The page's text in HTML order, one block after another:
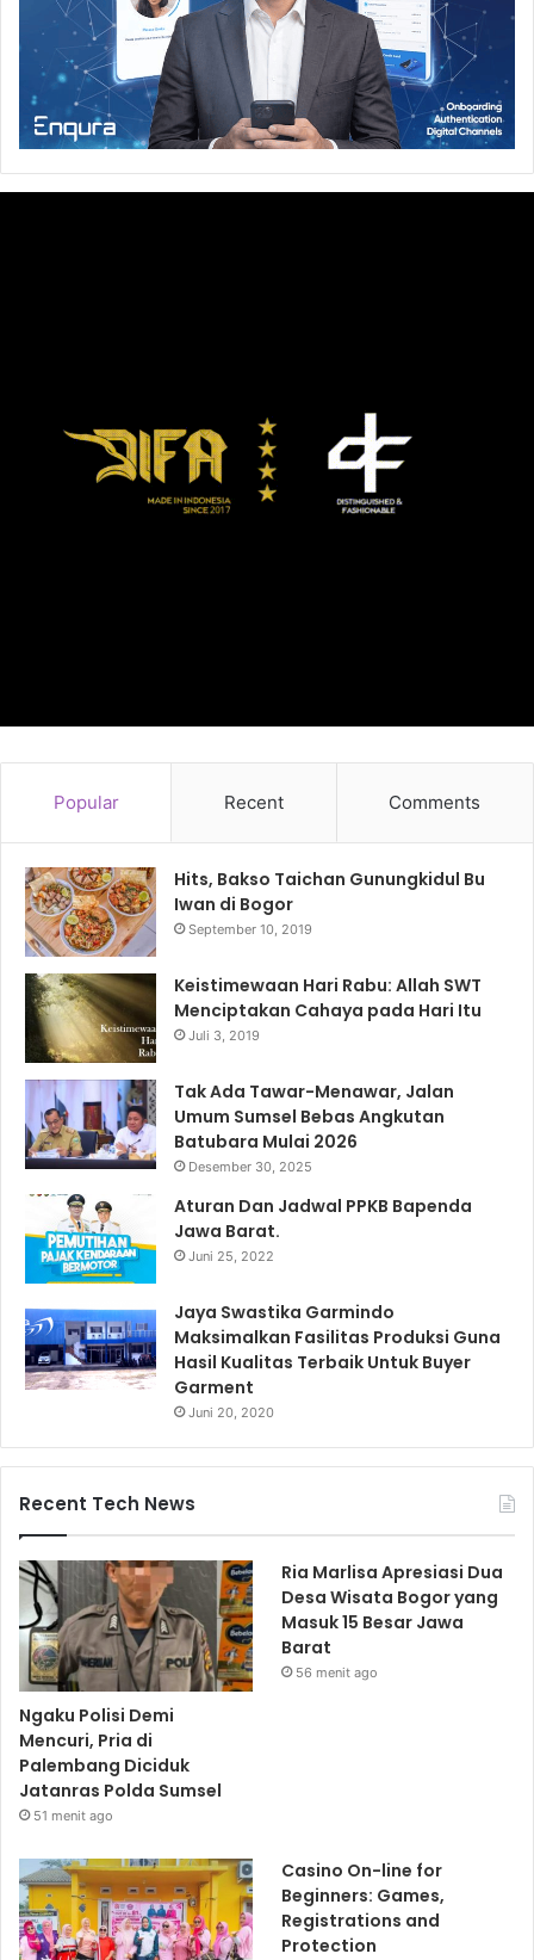
Popular Recent Comments
Hits, Bakso Taichan Gunungkidul Bu
Iwan di Bogor
September 10, 2019
Keistimewaan Hari Rabu: Allah SWT
Menciptakan Cahaya pada Hari Itu
Juli 3, 2019
Tak Ada Tawar-Menawar, Jalan
Umum Sumsel Bebas Angkutan
Batubara Mulai 2026
Desember 30, 2025
Aturan Dan Jadwal PPKB Bapenda
Jawa Barat.
Juni 25, 2022
Jaya Swastika Garmindo
Maksimalkan Fasilitas Produksi Guna
Hasil Kualitas Terbaik Untuk Buyer
Garment
Juni 20, 2020
Recent Tech News
Ngaku Polisi Demi
Mencuri, Pria di
Palembang Diciduk
Jatanras Polda Sumsel
51 menit ago
Ria Marlisa Apresiasi Dua
Desa Wisata Bogor yang
Masuk 15 Besar Jawa
Barat
56 menit ago
Casino On-line for
Beginners: Games,
Registrations and
Protection